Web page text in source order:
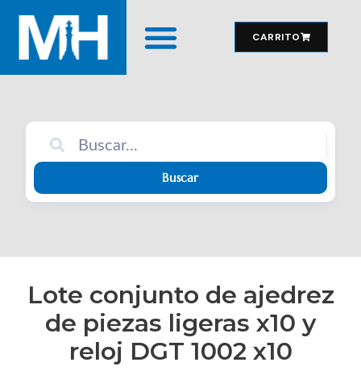
CARRITO
Buscar
Lote conjunto de ajedrez
de piezas ligeras x10 y
reloj DGT 1002 x10